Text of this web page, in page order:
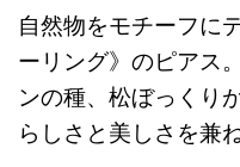
自然物をモチーフに
ーリング》のピアス
ンの種、松ぼっくり
らしさと美しさを兼